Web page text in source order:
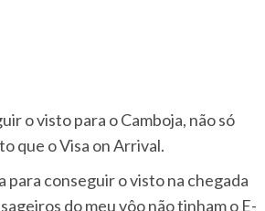
o visto para o Camboja, não só
que o Visa on Arrival.
para conseguir o visto na chegada
do meu vôo não tinham o E-